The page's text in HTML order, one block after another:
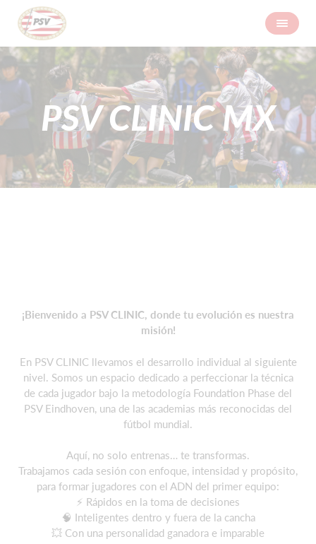
PSV CLINIC MX
¡Bienvenido a PSV CLINIC, donde tu evolución es nuestra
misión!
En PSV CLINIC llevamos el desarrollo individual al siguiente
nivel. Somos un espacio dedicado a perfeccionar la técnica
de cada jugador bajo la metodología Foundation Phase del
PSV Eindhoven, una de las academias más reconocidas del
fútbol mundial.
Aquí, no solo entrenas… te transformas.
Trabajamos cada sesión con enfoque, intensidad y propósito,
para formar jugadores con el ADN del primer equipo:
⚡️ Rápidos en la toma de decisiones
🧠 Inteligentes dentro y fuera de la cancha
💥 Con una personalidad ganadora e imparable